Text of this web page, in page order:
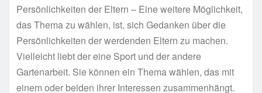
Persönlichkeiten der Eltern – Eine weitere Möglichkeit,
das Thema zu wählen, ist, sich Gedanken über die
Persönlichkeiten der werdenden Eltern zu machen.
Vielleicht liebt der eine Sport und der andere
Gartenarbeit. Sie können ein Thema wählen, das mit
einem oder beiden ihrer Interessen zusammenhängt.